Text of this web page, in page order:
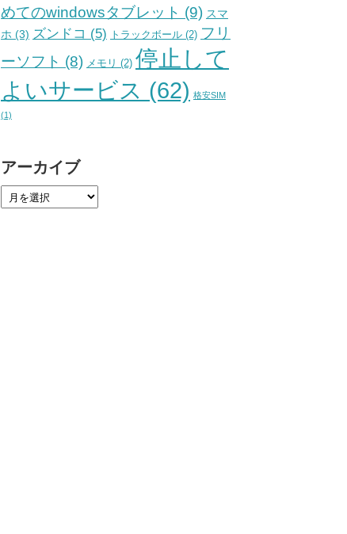
めてのwindowsタブレット (9) スマ
ホ (3) ズンドコ (5) トラックボール (2) フリ
ーソフト (8) メモリ (2) 停止して
よいサービス (62) 格安SIM
(1)
アーカイブ